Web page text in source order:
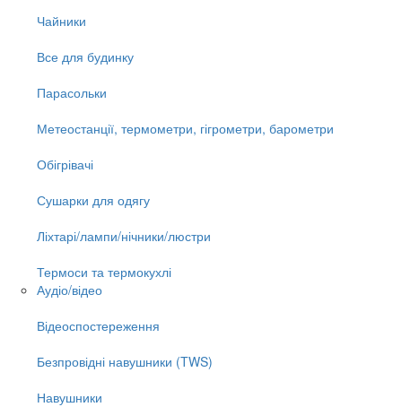
Чайники
Все для будинку
Парасольки
Метеостанції, термометри, гігрометри, барометри
Обігрівачі
Сушарки для одягу
Ліхтарі/лампи/нічники/люстри
Термоси та термокухлі
Аудіо/відео
Відеоспостереження
Безпровідні навушники (TWS)
Навушники